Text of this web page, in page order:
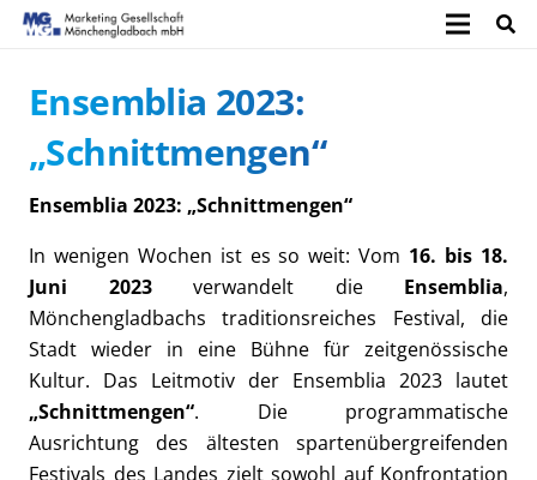
Ensemblia 2023:
„Schnittmengen“
Ensemblia 2023: „Schnittmengen“
In wenigen Wochen ist es so weit: Vom 16. bis 18.
Juni 2023verwandelt die Ensemblia,
Mönchengladbachs traditionsreiches Festival, die
Stadt wieder in eine Bühne für zeitgenössische
Kultur. Das Leitmotiv der Ensemblia 2023 lautet
„Schnittmengen“. Die programmatische
Ausrichtung des ältesten spartenübergreifenden
Festivals des Landes zielt sowohl auf Konfrontation